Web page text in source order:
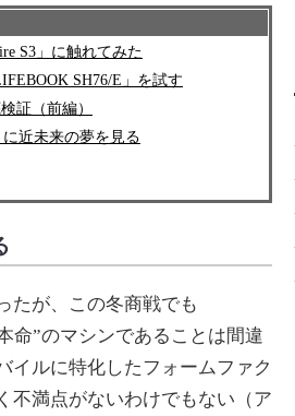
S3」に触れてみた
SH76/E」を試す
証（前編）
近未来の夢を見る
たが、この冬商戦でも
命”のマシンであることは間違
イルに特化したフォームファク
不満点がないわけでもない（ア